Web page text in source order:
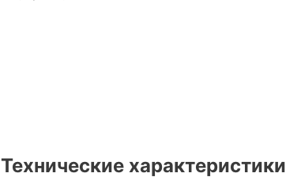
Технические характеристики